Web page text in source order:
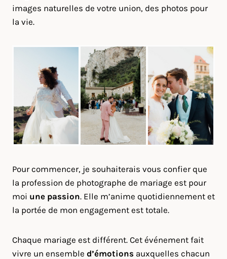
images naturelles de votre union, des photos pour
la vie.
Pour commencer, je souhaiterais vous confier que
la profession de photographe de mariage est pour
moi une passion. Elle m’anime quotidiennement et
la portée de mon engagement est totale.
Chaque mariage est différent. Cet événement fait
vivre un ensemble d’émotions auxquelles chacun